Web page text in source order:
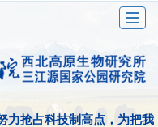
力抢占科技制高点，为把我